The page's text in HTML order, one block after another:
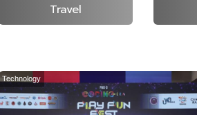
Travel
Technology